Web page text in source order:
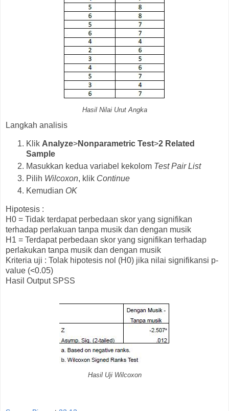
Hasil Nilai Urut Angka
Langkah analisis
Klik Analyze>Nonparametric Test>2 Related
Sample
Masukkan kedua variabel kekolom Test Pair List
Pilih Wilcoxon, klik Continue
Kemudian OK
Hipotesis :
H0 = Tidak terdapat perbedaan skor yang signifikan
terhadap perlakuan tanpa musik dan dengan musik
H1 = Terdapat perbedaan skor yang signifikan terhadap
perlakukan tanpa musik dan dengan musik
Kriteria uji : Tolak hipotesis nol (H0) jika nilai signifikansi p-
value (<0.05)
Hasil Output SPSS
Hasil Uji Wilcoxon